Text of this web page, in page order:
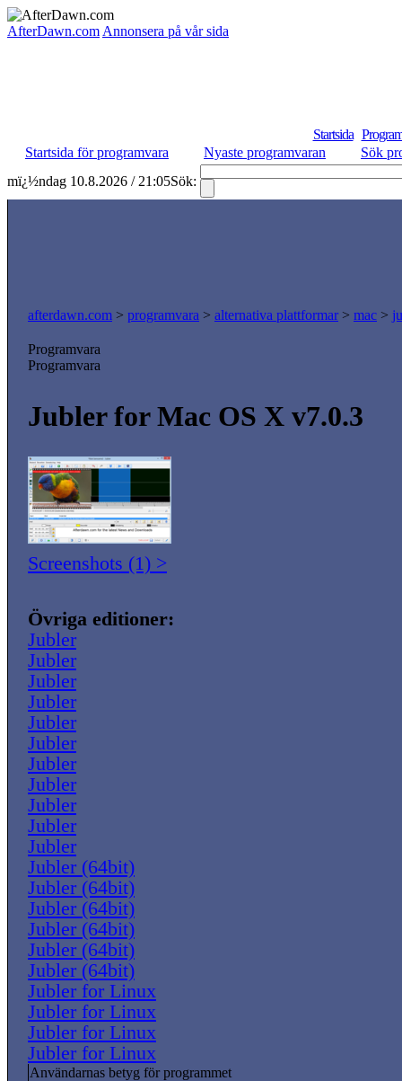
AfterDawn.com Annonsera på vår sida
Startsida
Startsida för programvara
Nyaste programvaran
Sök
mï¿½ndag 10.8.2026 / 21:05Sök:
afterdawn.com > programvara > alternativa plattformar > mac >
Programvara
Programvara
Jubler for Mac OS X v7.0.3
Screenshots (1) >
Övriga editioner:
Jubler
Jubler
Jubler
Jubler
Jubler
Jubler
Jubler
Jubler
Jubler
Jubler
Jubler
Jubler (64bit)
Jubler (64bit)
Jubler (64bit)
Jubler (64bit)
Jubler (64bit)
Jubler (64bit)
Jubler for Linux
Jubler for Linux
Jubler for Linux
Jubler for Linux
Användarnas betyg för programmet